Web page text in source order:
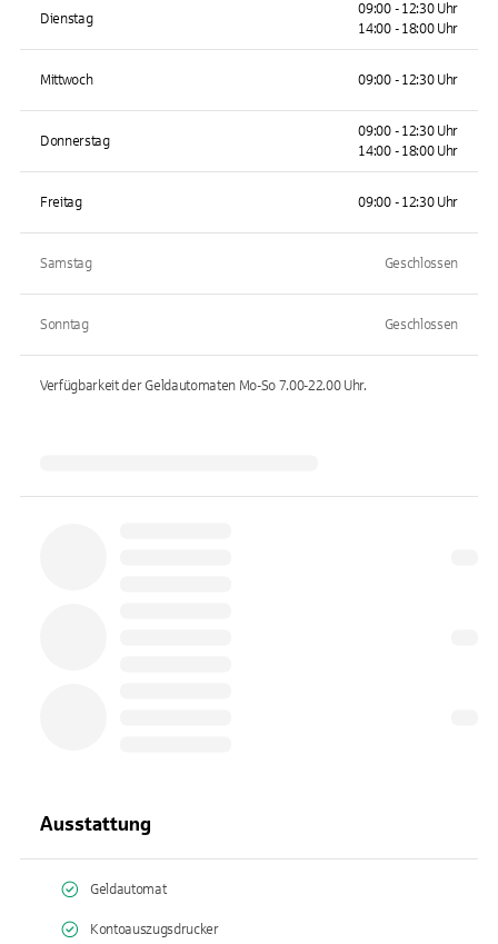
Dienstag
09:00 - 12:30 Uhr
14:00 - 18:00 Uhr
Mittwoch 09:00 - 12:30 Uhr
Donnerstag
09:00 - 12:30 Uhr
14:00 - 18:00 Uhr
Freitag 09:00 - 12:30 Uhr
Samstag Geschlossen
Sonntag Geschlossen
Verfügbarkeit der Geldautomaten Mo-So 7.00-22.00Uhr.
Ausstattung
Geldautomat
Kontoauszugsdrucker